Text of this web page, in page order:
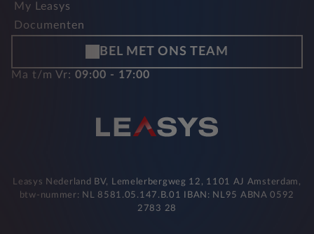
My Leasys
Documenten
BEL MET ONS TEAM
Ma t/m Vr: 09:00 - 17:00
Leasys Nederland BV, Lemelerbergweg 12, 1101 AJ Amsterdam,
btw-nummer: NL 8581.05.147.B.01 IBAN: NL95 ABNA 0592
2783 28